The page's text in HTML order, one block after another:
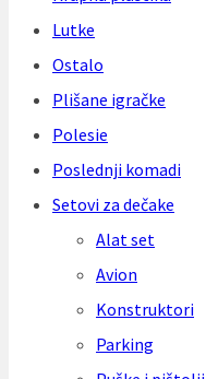
Lutke
Ostalo
Plišane igračke
Polesie
Poslednji komadi
Setovi za dečake
Alat set
Avion
Konstruktori
Parking